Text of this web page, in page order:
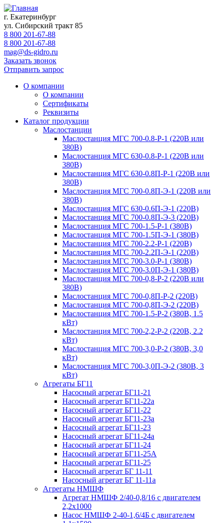
г. Екатеринбург
ул. Сибирский тракт 85
8 800 201-67-88
8 800 201-67-88
mag@ds-gidro.ru
Заказать звонок
Отправить запрос
О компании
О компании
Сертификаты
Реквизиты
Каталог продукции
Маслостанции
Маслостанция МГС 700-0.8-Р-1 (220В или
380В)
Маслостанция МГС 630-0.8-Р-1 (220В или
380В)
Маслостанция МГС 630-0.8П-Р-1 (220В или
380В)
Маслостанция МГС 700-0.8П-Э-1 (220В или
380В)
Маслостанция МГС 630-0.6П-Э-1 (220В)
Маслостанция МГС 700-0.8П-Э-3 (220В)
Маслостанция МГС 700-1.5-Р-1 (380В)
Маслостанция МГС 700-1.5П-Э-1 (380В)
Маслостанция МГС 700-2.2-Р-1 (220В)
Маслостанция МГС 700-2.2П-Э-1 (220В)
Маслостанция МГС 700-3.0-Р-1 (380В)
Маслостанция МГС 700-3.0П-Э-1 (380В)
Маслостанция МГС 700-0,8-Р-2 (220В или
380В)
Маслостанция МГС 700-0,8П-Р-2 (220В)
Маслостанция МГС 700-0,8П-Э-2 (220В)
Маслостанция МГС 700-1.5-Р-2 (380В, 1.5
кВт)
Маслостанция МГС 700-2,2-Р-2 (220В, 2.2
кВт)
Маслостанция МГС 700-3,0-Р-2 (380В, 3,0
кВт)
Маслостанция МГС 700-3,0П-Э-2 (380В, 3
кВт)
Агрегаты БГ11
Насосный агрегат БГ11-21
Насосный агрегат БГ11-22а
Насосный агрегат БГ11-22
Насосный агрегат БГ11-23а
Насосный агрегат БГ11-23
Насосный агрегат БГ11-24а
Насосный агрегат БГ11-24
Насосный агрегат БГ11-25А
Насосный агрегат БГ11-25
Насосный агрегат БГ 11-11
Насосный агрегат БГ 11-11а
Агрегаты НМШФ
Агрегат НМШФ 2/40-0,8/16 с двигателем
2,2х1000
Насос НМШФ 2-40-1,6/4Б с двигателем